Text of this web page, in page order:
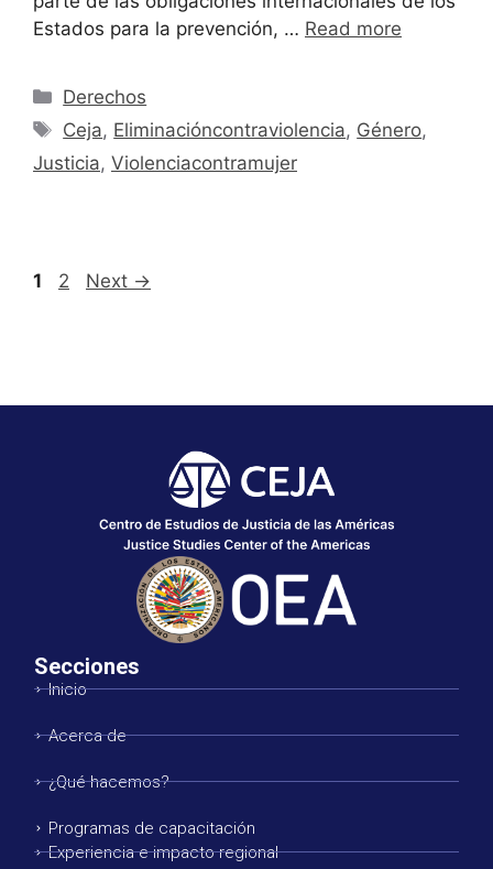
Estados para la prevención, … Read more
Derechos
Ceja, Eliminacióncontraviolencia, Género,
Justicia, Violenciacontramujer
1 2 Next →
Secciones
Inicio
Acerca de
¿Qué hacemos?
Programas de capacitación
Experiencia e impacto regional